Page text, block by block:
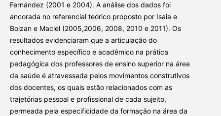
Fernández (2001 e 2004). A análise dos dados foi
ancorada no referencial teórico proposto por Isaia e
Bolzan e Maciel (2005,2006, 2008, 2010 e 2011). Os
resultados evidenciaram que a articulação do
conhecimento específico e acadêmico na prática
pedagógica dos professores de ensino superior na área
da saúde é atravessada pelos movimentos construtivos
dos docentes, os quais estão relacionados com as
trajetórias pessoal e profissional de cada sujeito,
permeada pela especificidade da formação na área da